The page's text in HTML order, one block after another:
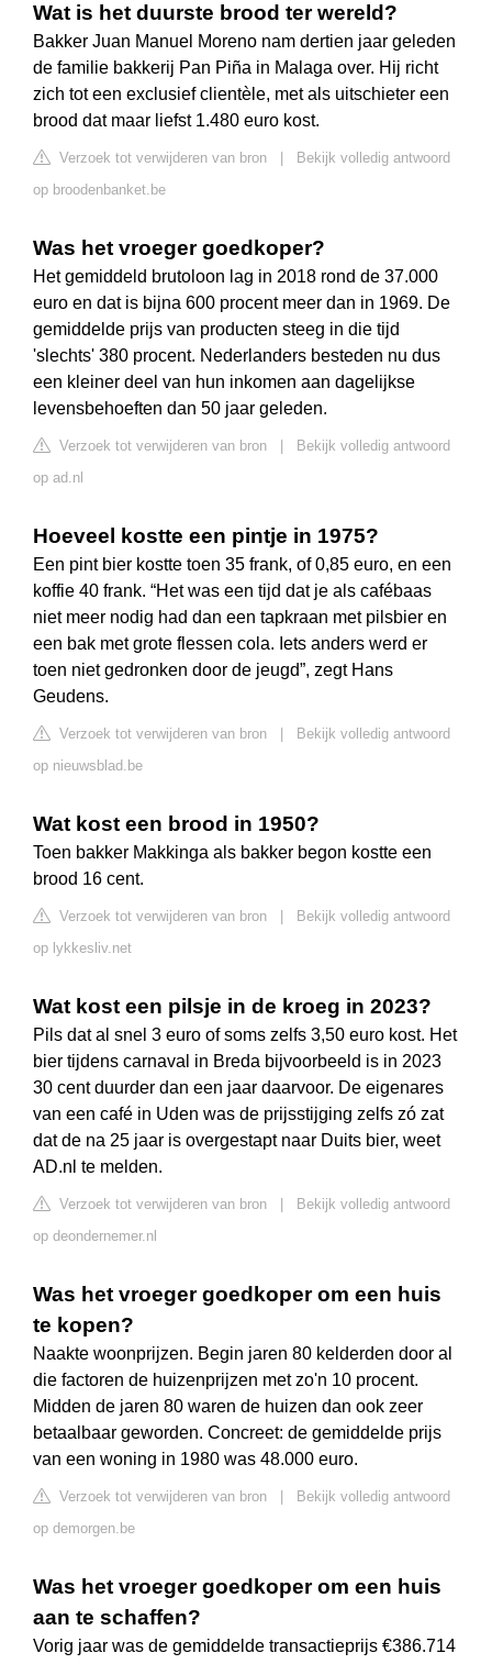
Wat is het duurste brood ter wereld?
Bakker Juan Manuel Moreno nam dertien jaar geleden
de familie bakkerij Pan Piña in Malaga over. Hij richt
zich tot een exclusief clientèle, met als uitschieter een
brood dat maar liefst 1.480 euro kost.
Verzoek tot verwijderen van bron
Bekijk volledig antwoord
op broodenbanket.be
Was het vroeger goedkoper?
Het gemiddeld brutoloon lag in 2018 rond de 37.000
euro en dat is bijna 600 procent meer dan in 1969. De
gemiddelde prijs van producten steeg in die tijd
'slechts' 380 procent. Nederlanders besteden nu dus
een kleiner deel van hun inkomen aan dagelijkse
levensbehoeften dan 50 jaar geleden.
Verzoek tot verwijderen van bron
Bekijk volledig antwoord
op ad.nl
Hoeveel kostte een pintje in 1975?
Een pint bier kostte toen 35 frank, of 0,85 euro, en een
koffie 40 frank. “Het was een tijd dat je als cafébaas
niet meer nodig had dan een tapkraan met pilsbier en
een bak met grote flessen cola. Iets anders werd er
toen niet gedronken door de jeugd”, zegt Hans
Geudens.
Verzoek tot verwijderen van bron
Bekijk volledig antwoord
op nieuwsblad.be
Wat kost een brood in 1950?
Toen bakker Makkinga als bakker begon kostte een
brood 16 cent.
Verzoek tot verwijderen van bron
Bekijk volledig antwoord
op lykkesliv.net
Wat kost een pilsje in de kroeg in 2023?
Pils dat al snel 3 euro of soms zelfs 3,50 euro kost. Het
bier tijdens carnaval in Breda bijvoorbeeld is in 2023
30 cent duurder dan een jaar daarvoor. De eigenares
van een café in Uden was de prijsstijging zelfs zó zat
dat de na 25 jaar is overgestapt naar Duits bier, weet
AD.nl te melden.
Verzoek tot verwijderen van bron
Bekijk volledig antwoord
op deondernemer.nl
Was het vroeger goedkoper om een huis
te kopen?
Naakte woonprijzen. Begin jaren 80 kelderden door al
die factoren de huizenprijzen met zo'n 10 procent.
Midden de jaren 80 waren de huizen dan ook zeer
betaalbaar geworden. Concreet: de gemiddelde prijs
van een woning in 1980 was 48.000 euro.
Verzoek tot verwijderen van bron
Bekijk volledig antwoord
op demorgen.be
Was het vroeger goedkoper om een huis
aan te schaffen?
Vorig jaar was de gemiddelde transactieprijs €386.714